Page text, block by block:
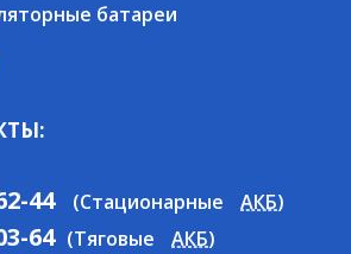
батареи
44 (Стационарные АКБ)
64 (Тяговые АКБ)